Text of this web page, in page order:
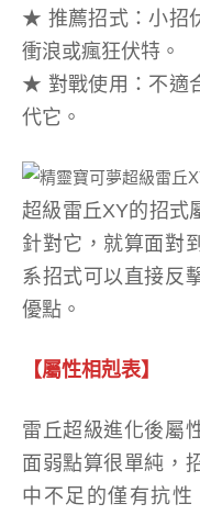
★ 推薦招式：小招
衝浪或瘋狂伏特。
★ 對戰使用：不適
代它。
超級雷丘XY的招式
針對它，就算面對
系招式可以直接反
優點。
【屬性相剋表】
雷丘超級進化後屬
面弱點算很單純，
中不足的僅有抗